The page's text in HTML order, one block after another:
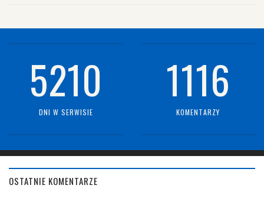
5210
DNI W SERWISIE
1116
KOMENTARZY
OSTATNIE KOMENTARZE